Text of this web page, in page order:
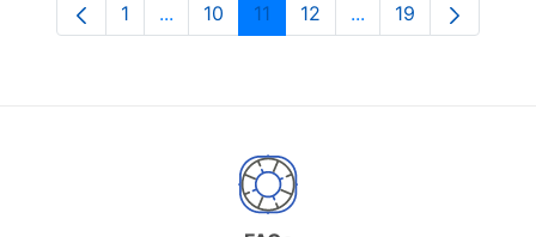
Page
1 ...Intermediate Pages Use TAB to navigate.
Page
10 Page
11 Page
12 ...Intermediate
Page
19